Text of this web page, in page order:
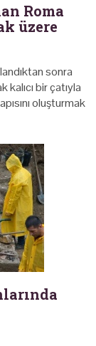
Roma
üzere
sonra
bir çatıyla
oluşturmak